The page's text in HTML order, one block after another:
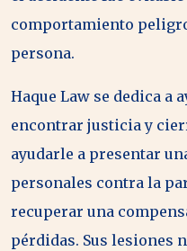
comportamiento
persona.
Haque Law se dedica a
encontrar justicia y
ayudarle a presentar
personales contra la
recuperar una
pérdidas. Sus lesiones